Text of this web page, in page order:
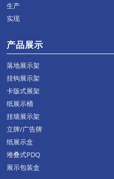
生产
实现
产品展示
落地展示架
挂钩展示架
卡版式展架
纸展示桶
挂墙展示架
立牌/广告牌
纸展示盒
堆叠式PDQ
展示包装盒